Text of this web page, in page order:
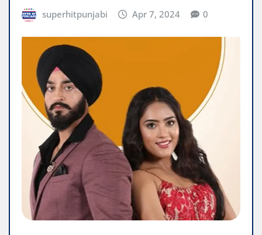
superhitpunjabi Apr 7, 2024 0